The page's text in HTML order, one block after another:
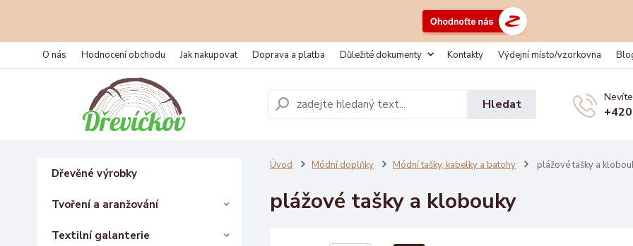
O nás Hodnocení obchodu Jak nakupovat Doprava a platba Důležité dokumenty Kontakty Výdejní místo/vzorkovna
Hledat
Dřevěné výrobky
Tvoření a aranžování
Textilní galanterie
Úvod Módní doplňky Módní tašky, kabelky a batohy plážové tašky a
plážové tašky a klobouky